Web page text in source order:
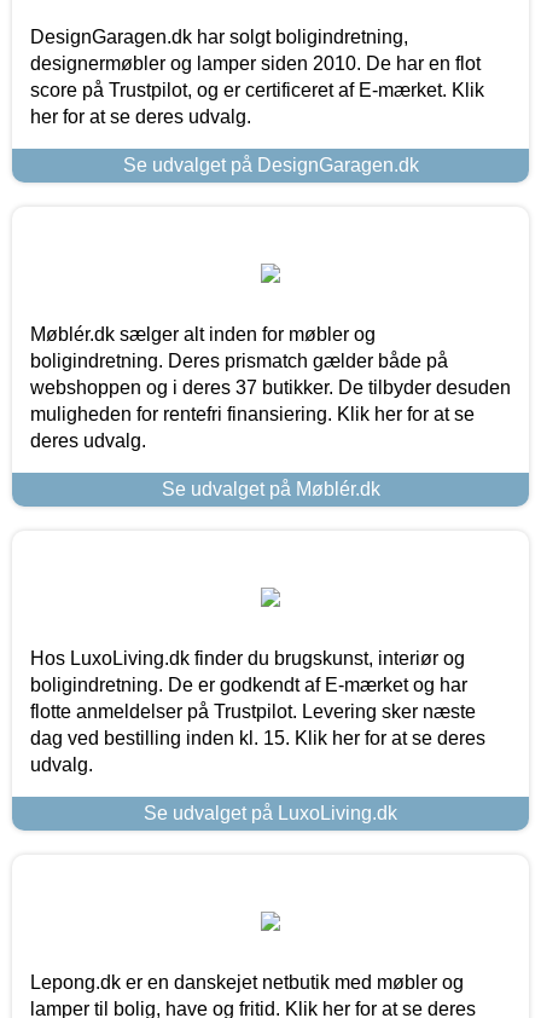
DesignGaragen.dk har solgt boligindretning,
designermøbler og lamper siden 2010. De har en flot
score på Trustpilot, og er certificeret af E-mærket. Klik
her for at se deres udvalg.
Se udvalget på DesignGaragen.dk
Møblér.dk sælger alt inden for møbler og
boligindretning. Deres prismatch gælder både på
webshoppen og i deres 37 butikker. De tilbyder desuden
muligheden for rentefri finansiering. Klik her for at se
deres udvalg.
Se udvalget på Møblér.dk
Hos LuxoLiving.dk finder du brugskunst, interiør og
boligindretning. De er godkendt af E-mærket og har
flotte anmeldelser på Trustpilot. Levering sker næste
dag ved bestilling inden kl. 15. Klik her for at se deres
udvalg.
Se udvalget på LuxoLiving.dk
Lepong.dk er en danskejet netbutik med møbler og
lamper til bolig, have og fritid. Klik her for at se deres